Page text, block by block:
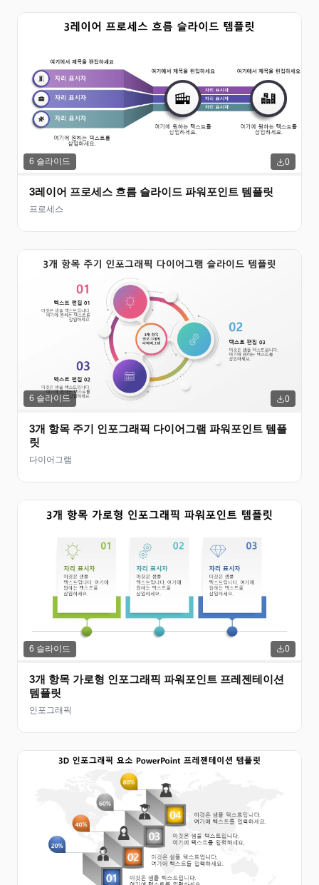
6 슬라이드 0
3레이어 프로세스 흐름 슬라이드 파워포인트 템플릿
프로세스
6 슬라이드 0
3개 항목 주기 인포그래픽 다이어그램 파워포인트 템플
릿
다이어그램
6 슬라이드 0
3개 항목 가로형 인포그래픽 파워포인트 프레젠테이션
템플릿
인포그래픽